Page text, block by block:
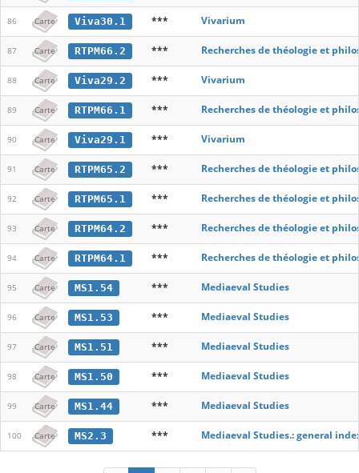
86 Carte Viva30.1 *** Vivarium
87 Carte RTPM66.2 *** Recherches de théologie et
88 Carte Viva29.2 *** Vivarium
89 Carte RTPM66.1 *** Recherches de théologie et
90 Carte Viva29.1 *** Vivarium
91 Carte RTPM65.2 *** Recherches de théologie et
92 Carte RTPM65.1 *** Recherches de théologie et
93 Carte RTPM64.2 *** Recherches de théologie et
94 Carte RTPM64.1 *** Recherches de théologie et
95 Carte MS1.54 *** Mediaeval Studies
96 Carte MS1.53 *** Mediaeval Studies
97 Carte MS1.51 *** Mediaeval Studies
98 Carte MS1.50 *** Mediaeval Studies
99 Carte MS1.44 *** Mediaeval Studies
100 Carte MS2.3 *** Mediaeval Studies.: general